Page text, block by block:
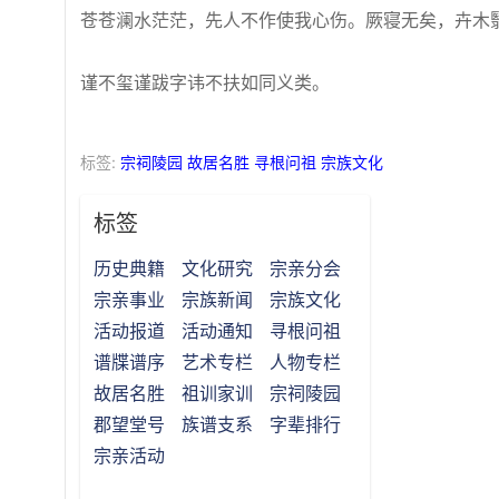
苍苍澜水茫茫，先人不作使我心伤。厥寝无矣，卉木
谨不玺谨跋字讳不扶如同义类。
标签: 宗祠陵园 故居名胜 寻根问祖 宗族文化
标签
历史典籍 文化研究
宗亲分会
宗亲事业
宗族新闻
宗族文化
活动报道
活动通知
寻根问祖
谱牒谱序
艺术专栏
人物专栏
故居名胜
祖训家训
宗祠陵园
郡望堂号
族谱支系
字辈排行
宗亲活动